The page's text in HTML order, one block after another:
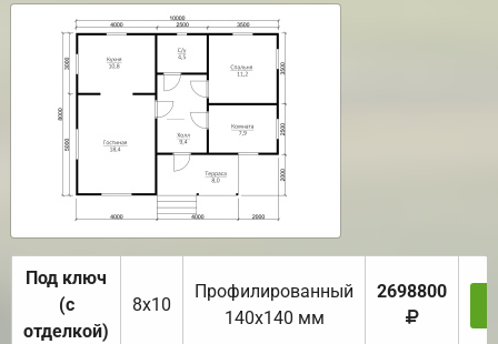
Под ключ
(с
отделкой)
8х10
Профилированный
140х140 мм
2698800